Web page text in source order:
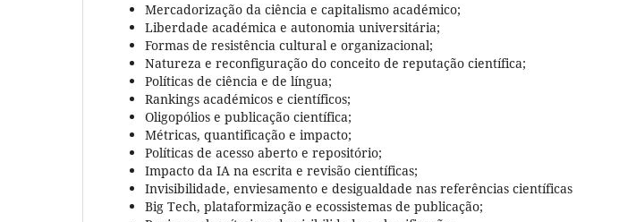
Mercadorização da ciência e capitalismo académico;
Liberdade académica e autonomia universitária;
Formas de resistência cultural e organizacional;
Natureza e reconfiguração do conceito de reputação científica;
Políticas de ciência e de língua;
Rankings académicos e científicos;
Oligopólios e publicação científica;
Métricas, quantificação e impacto;
Políticas de acesso aberto e repositório;
Impacto da IA na escrita e revisão científicas;
Invisibilidade, enviesamento e desigualdade nas referências científicas
Big Tech, plataformização e ecossistemas de publicação;